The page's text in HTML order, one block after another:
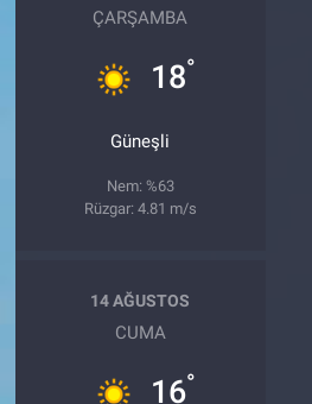
ÇARŞAMBA
18°
Güneşli
Nem: %63
Rüzgar: 4.81 m/s
14 AĞUSTOS
CUMA
16°